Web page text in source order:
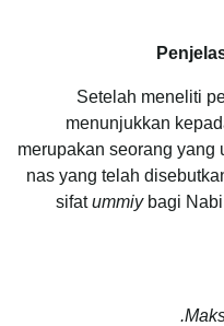
Setelah meneliti
menunjukkan
merupakan seorang yang
nas yang telah
sifatummiybagi Nabi